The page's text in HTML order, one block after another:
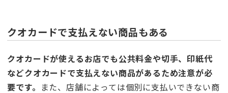
クオカードで支払えない商品もある
クオカードが使えるお店でも公共料金や切手、印紙代
などクオカードで支払えない商品があるため注意が必
要です。 また、店舗によっては個別に支払いできない商